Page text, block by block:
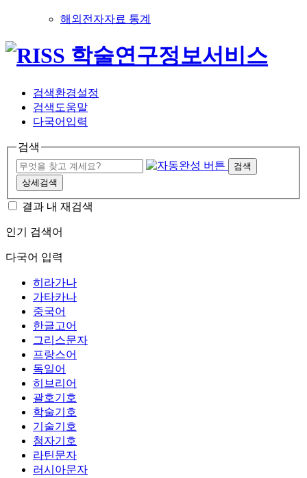
해외전자자료 통계
검색환경설정
검색도움말
다국어입력
검색
검색
상세검색
결과 내 재검색
인기 검색어
다국어 입력
히라가나
가타카나
중국어
한글고어
그리스문자
프랑스어
독일어
히브리어
괄호기호
학술기호
기술기호
첨자기호
라틴문자
러시아문자